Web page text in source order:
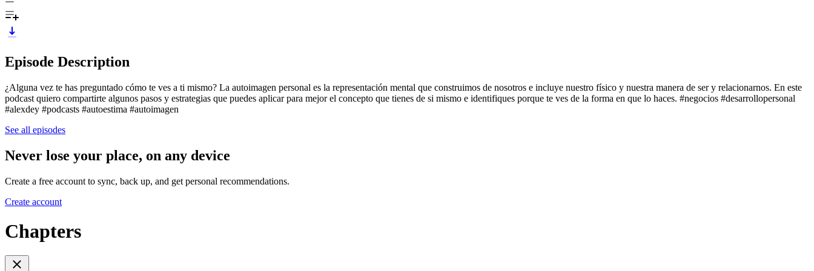
Episode Description
¿Alguna vez te has preguntado cómo te ves a ti mismo? La autoimagen personal es la representación mental que construimos de nosotros e incluye nuestro físico y nuestra manera de ser y relacionarnos. En este
podcast quiero compartirte algunos pasos y estrategias que puedes aplicar para mejor el concepto que tienes de si mismo e identifiques porque te ves de la forma en que lo haces. #negocios #desarrollopersonal
#alexdey #podcasts #autoestima #autoimagen
See all episodes
Never lose your place, on any device
Create a free account to sync, back up, and get personal recommendations.
Create account
Chapters